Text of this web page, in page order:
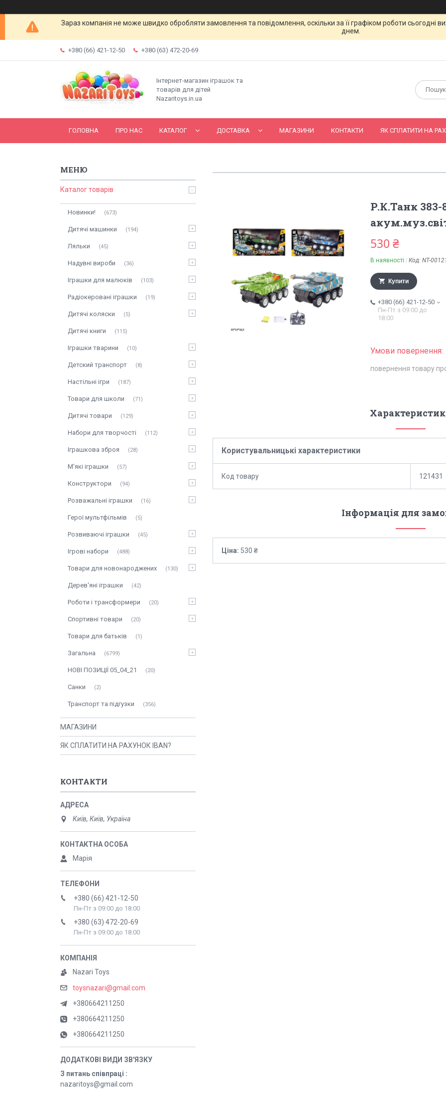
Зараз компанія не може швидко обробляти замовлення та повідомлення, оскільки за її графіком роботи
днем.
+380 (66) 421-12-50 +380 (63) 472-20-69
Інтернет-магазин іграшок та
товарів для дітей
Nazaritoys.in.ua
ГОЛОВНА ПРО НАС КАТАЛОГ ДОСТАВКА МАГАЗИНИ КОНТАКТИ ЯК СПЛАТИТИ НА
Р.К.Танк 383-
530 ₴
В наявності Код: NT-
Купити
+380 (66) 421-12-50
Пн-Пт з 09:00 до
18:00
повернення товару
Користувальницькі характеристики
Код товару 121431
Інформація для
Ціна: 530 ₴
Каталог товарів
Новинки! 673
Дитячі машинки 194
Ляльки 45
Надувні вироби 36
Іграшки для малюків 103
Радіокеровані іграшки 19
Дитячі коляски 5
Дитячі книги 115
Іграшки тварини 10
Детский транспорт 8
Настільні ігри 187
Товари для школи 71
Дитячі товари 129
Набори для творчості 112
Іграшкова зброя 28
М'які іграшки 57
Конструктори 94
Розважальні іграшки 16
Герої мультфільмів 5
Розвиваючі іграшки 45
Ігрові набори 488
Товари для новонароджених 130
Дерев'яні іграшки 42
Роботи і трансформери 20
Спортивні товари 20
Товари для батьків 1
Загальна 6799
НОВІ ПОЗИЦІЇ 05_04_21 20
Санки 2
Транспорт та підгузки 356
МАГАЗИНИ
ЯК СПЛАТИТИ НА РАХУНОК IBAN?
КОНТАКТИ
Київ, Київ, Україна
Марія
+380 (66) 421-12-50
Пн-Пт з 09:00 до 18:00
+380 (63) 472-20-69
Пн-Пт з 09:00 до 18:00
Nazari Toys
toysnazari@gmail.com
+380664211250
+380664211250
+380664211250
З питань співпраці
nazaritoys@gmail.com